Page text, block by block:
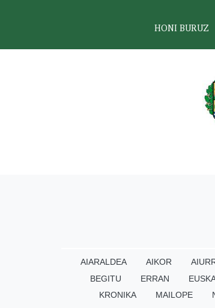
HONI BURUZ
AIARALDEA AIKOR
BEGITU
ERRAN
KRONIKA
MAILOPE